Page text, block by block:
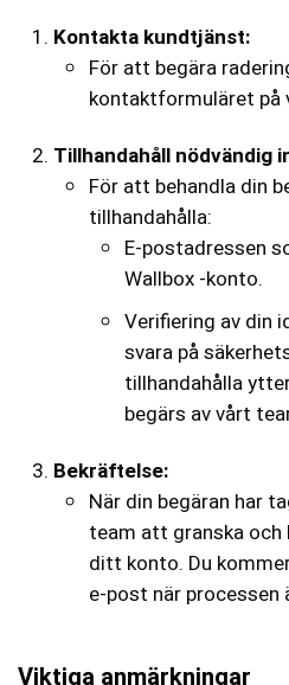
Kontakta kundtjänst:
För att begära
kontaktformuläret på
Tillhandahåll nödvändig
För att behandla din
tillhandahålla:
E-postadressen
Wallbox -konto.
Verifiering av din
svara på
tillhandahålla
begärs av vårt
Bekräftelse:
När din begäran har
team att granska och
ditt konto. Du
e-post när processen
Viktiga anmärkningar